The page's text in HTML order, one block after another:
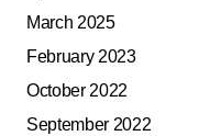
March 2025
February 2023
October 2022
September 2022